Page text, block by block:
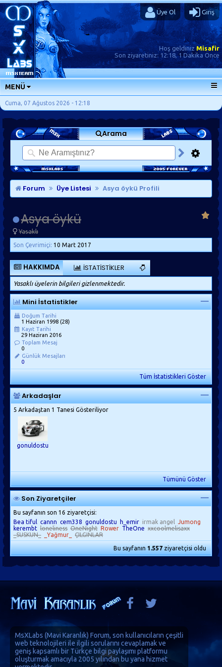
Üye Ol Giriş
Hoş geldinizMisafir
Son ziyaretiniz: 12:18, 1 Dakika Önce
MENÜ
ANA SAYFA
FORUMLAR
SORU-CEVAP
GÜNLÜKLER
SON MESAJLAR
KISAYOLLAR
Cuma, 07 Ağustos 2026 - 12:18
Arama
Forum Üye Listesi Asya öykü Profili
Asya öykü
Yasaklı
Son Çevrimiçi: 10 Mart 2017
HAKKIMDA İSTATISTIKLER
Yasaklı üyelerin bilgileri gizlenmektedir.
Mini İstatistikler
Doğum Tarihi
1 Haziran 1998 (28)
Kayıt Tarihi
29 Haziran 2016
Toplam Mesaj
0
Günlük Mesajları
0
Tüm İstatistikleri Göster
Arkadaşlar
5 Arkadaştan 1 Tanesi Gösteriliyor
gonuldostu
Tümünü Göster
Son Ziyaretçiler
Bu sayfanın son 16 ziyaretçisi:
Bea tiful cannn cem338 gonuldostu h_emir irmak angel
Jumong
kerembt loneliness OneNight Rower TheOne xxcoolmelisaxx
_SUSKUN_
_Yağmur_ ÇILGINLAR
Bu sayfanın1.557ziyaretçisi oldu
MsXLabs (Mavi Karanlık) Forum, son kullanıcıların çeşitli
web teknolojileri ile ilgili sorularını cevaplamak ve
geniş kapsamlı bir Türkçe bilgi paylaşımı platformu
oluşturmak amacıyla 2005 yılından bu yana hizmet